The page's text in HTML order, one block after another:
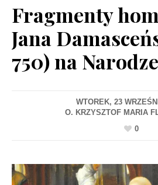
Fragmenty
Jana
750) na
WTOREK, 23
0